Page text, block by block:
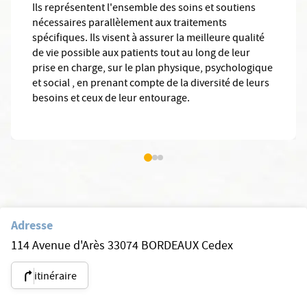
Ils représentent l'ensemble des soins et soutiens
nécessaires parallèlement aux traitements
spécifiques. Ils visent à assurer la meilleure qualité
de vie possible aux patients tout au long de leur
prise en charge, sur le plan physique, psychologique
et social , en prenant compte de la diversité de leurs
besoins et ceux de leur entourage.
Adresse
114 Avenue d'Arès 33074 BORDEAUX Cedex
itinéraire